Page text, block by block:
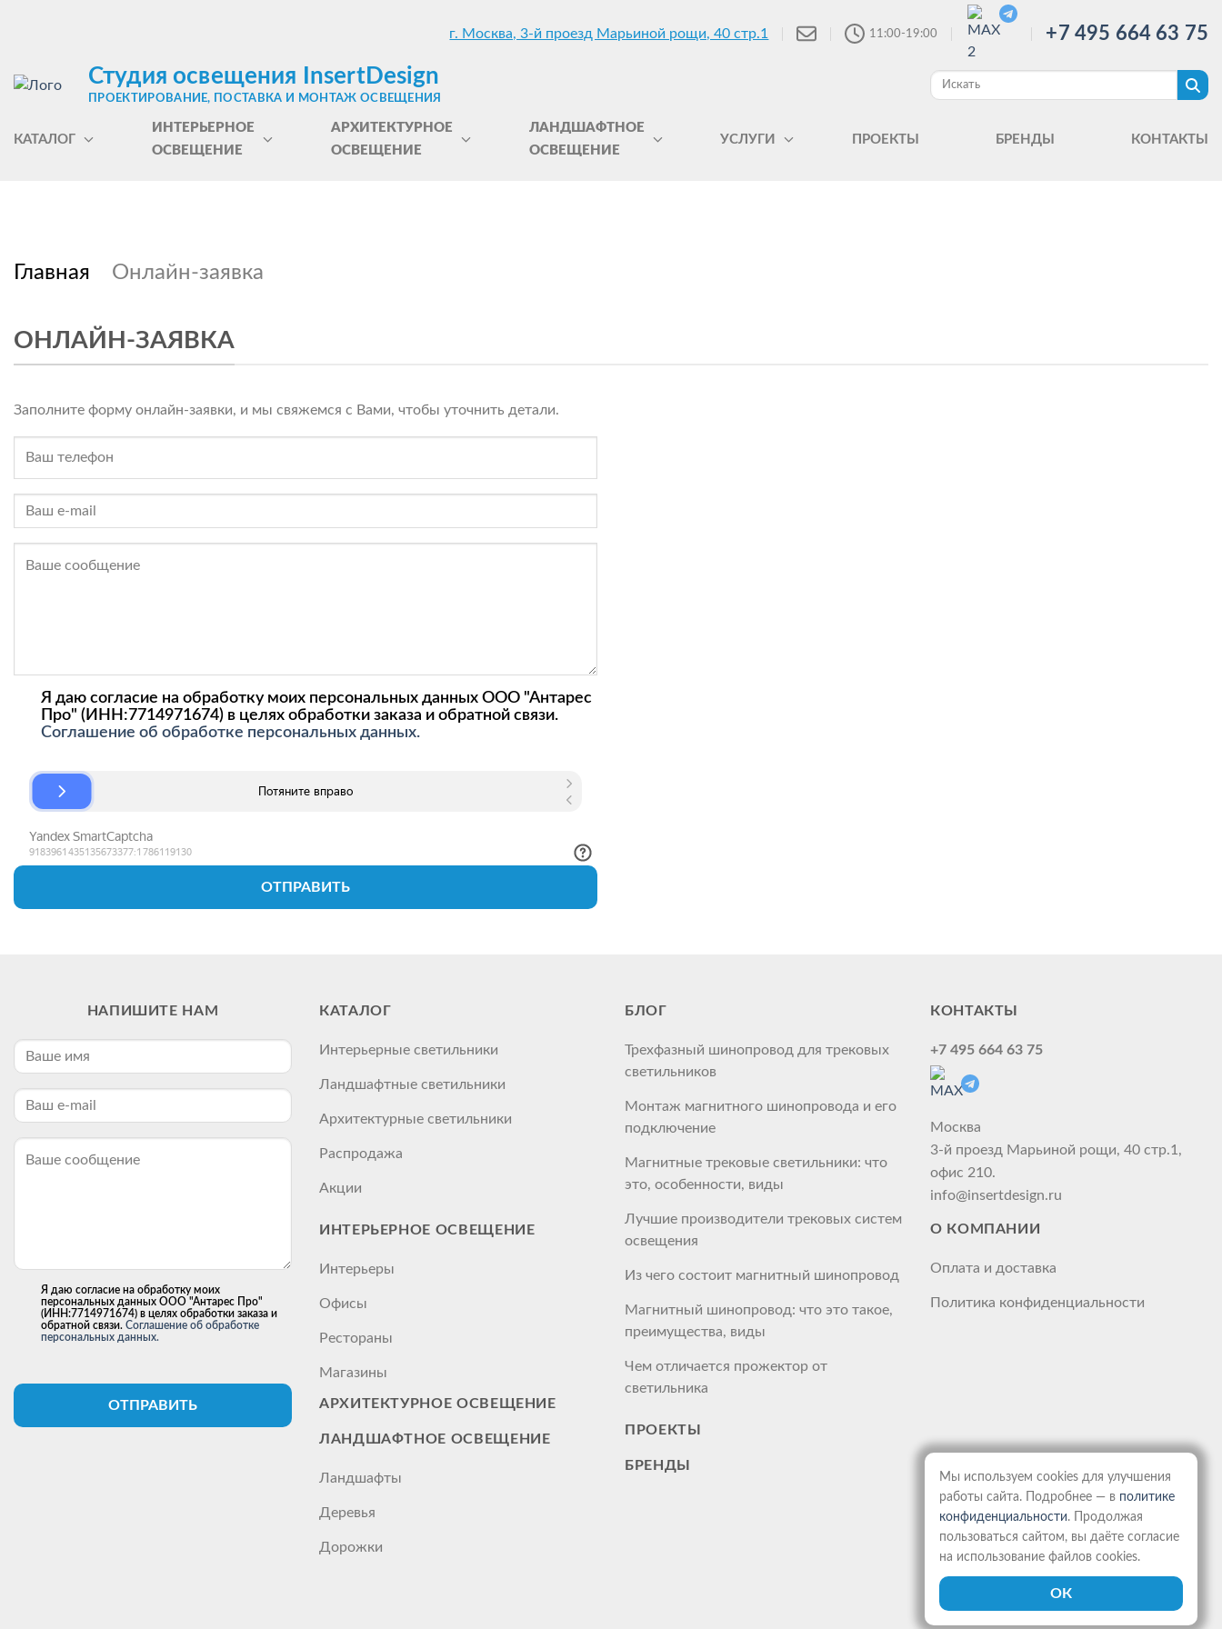
г. Москва, 3-й проезд Марьиной рощи, 40 стр.1 11:00-19:00 +7 495 664 63 75
Студия освещения InsertDesign
ПРОЕКТИРОВАНИЕ, ПОСТАВКА И МОНТАЖ ОСВЕЩЕНИЯ
КАТАЛОГ
ИНТЕРЬЕРНОЕ
ОСВЕЩЕНИЕ
АРХИТЕКТУРНОЕ
ОСВЕЩЕНИЕ
ЛАНДШАФТНОЕ
ОСВЕЩЕНИЕ
УСЛУГИ ПРОЕКТЫ БРЕНДЫ КОНТАКТЫ
Главная Онлайн-заявка
ОНЛАЙН-ЗАЯВКА
Заполните форму онлайн-заявки, и мы свяжемся с Вами, чтобы уточнить детали.
Я даю согласие на обработку моих персональных данных ООО "Антарес
Про" (ИНН:7714971674) в целях обработки заказа и обратной связи.
Соглашение об обработке персональных данных.
ОТПРАВИТЬ
НАПИШИТЕ НАМ
Я даю согласие на обработку моих
персональных данных ООО "Антарес Про"
(ИНН:7714971674) в целях обработки заказа и
обратной связи. Соглашение об обработке
персональных данных.
ОТПРАВИТЬ
КАТАЛОГ
Интерьерные светильники
Ландшафтные светильники
Архитектурные светильники
Распродажа
Акции
ИНТЕРЬЕРНОЕ ОСВЕЩЕНИЕ
Интерьеры
Офисы
Рестораны
Магазины
АРХИТЕКТУРНОЕ ОСВЕЩЕНИЕ
ЛАНДШАФТНОЕ ОСВЕЩЕНИЕ
Ландшафты
Деревья
Дорожки
БЛОГ
Трехфазный шинопровод для трековых
светильников
Монтаж магнитного шинопровода и его
подключение
Магнитные трековые светильники: что
это, особенности, виды
Лучшие производители трековых систем
освещения
Из чего состоит магнитный шинопровод
Магнитный шинопровод: что это такое,
преимущества, виды
Чем отличается прожектор от
светильника
ПРОЕКТЫ
БРЕНДЫ
КОНТАКТЫ
+7 495 664 63 75
Москва
3-й проезд Марьиной рощи, 40 стр.1,
офис 210.
info@insertdesign.ru
О КОМПАНИИ
Оплата и доставка
Политика конфиденциальности
Мы используем cookies для улучшения
работы сайта. Подробнее — в политике
конфиденциальности. Продолжая
пользоваться сайтом, вы даёте согласие
на использование файлов cookies.